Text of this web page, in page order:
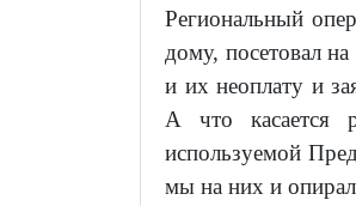
Региональный
дому, посетовал
и их неоплату и
А что касается
используемой
мы на них и